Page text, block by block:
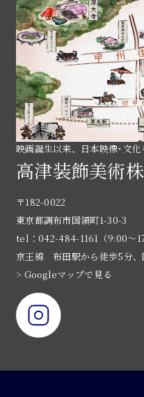
映画誕生以来、日本映像･文
高津装飾美術
〒182-0022
東京都調布市国領町1-30-3
tel：042-484-1161（9:00〜
京王線 布田駅から徒歩5分、
> Googleマップで見る